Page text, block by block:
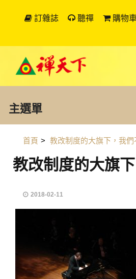
訂雜誌 聽禪 購物
主選單
首頁 > 教改制度的大旗下，我
教改制度的大旗
2018-02-11